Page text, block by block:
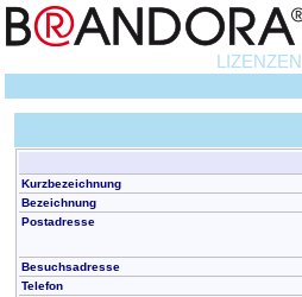
LIZENZEN
Kurzbezeichnung
Bezeichnung
Postadresse
Besuchsadresse
Telefon